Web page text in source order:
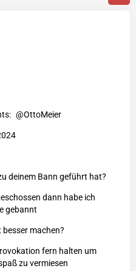
OttoMeier
deinem Bann geführt hat?
dann habe ich
gebannt
machen?
fern halten um
zu vermiesen